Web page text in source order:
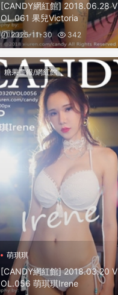
[CANDY網紅館] 2018.06.28 V
OL.061 果兒Victoria
2025-11-30 342
糖果畫報/網紅館
萌琪琪
[CANDY網紅館] 2018.03.20 V
OL.056 萌琪琪Irene